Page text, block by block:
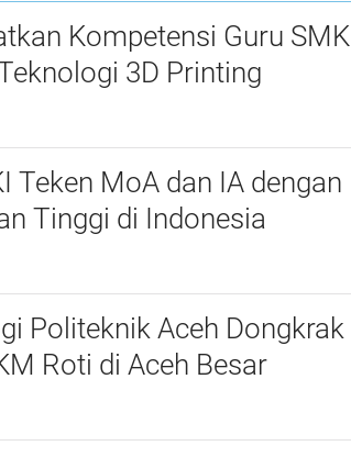
Kompetensi Guru SMK
3D Printing
Teken MoA dan IA dengan
Tinggi di Indonesia
Politeknik Aceh Dongkrak
Roti di Aceh Besar